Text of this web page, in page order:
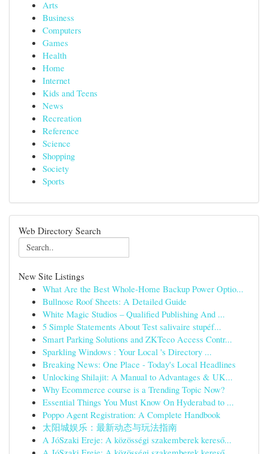
Arts
Business
Computers
Games
Health
Home
Internet
Kids and Teens
News
Recreation
Reference
Science
Shopping
Society
Sports
Web Directory Search
New Site Listings
What Are the Best Whole-Home Backup Power Optio...
Bullnose Roof Sheets: A Detailed Guide
White Magic Studios – Qualified Publishing And ...
5 Simple Statements About Test salivaire stupéf...
Smart Parking Solutions and ZKTeco Access Contr...
Sparkling Windows : Your Local 's Directory ...
Breaking News: One Place - Today's Local Headlines
Unlocking Shilajit: A Manual to Advantages & UK...
Why Ecommerce course is a Trending Topic Now?
Essential Things You Must Know On Hyderabad to ...
Poppo Agent Registration: A Complete Handbook
太阳城娱乐：最新动态与玩法指南
A JóSzaki Ereje: A közösségi szakemberek kereső...